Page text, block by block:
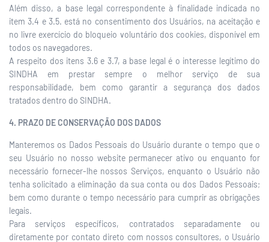
Além disso, a base legal correspondente à finalidade indicada no
item 3.4 e 3.5. está no consentimento dos Usuários, na aceitação e
no livre exercício do bloqueio voluntário dos cookies, disponível em
todos os navegadores.
A respeito dos itens 3.6 e 3.7, a base legal é o interesse legítimo do
SINDHA em prestar sempre o melhor serviço de sua
responsabilidade, bem como garantir a segurança dos dados
tratados dentro do SINDHA.
4. PRAZO DE CONSERVAÇÃO DOS DADOS
Manteremos os Dados Pessoais do Usuário durante o tempo que o
seu Usuário no nosso website permanecer ativo ou enquanto for
necessário fornecer-lhe nossos Serviços, enquanto o Usuário não
tenha solicitado a eliminação da sua conta ou dos Dados Pessoais;
bem como durante o tempo necessário para cumprir as obrigações
legais.
Para serviços específicos, contratados separadamente ou
diretamente por contato direto com nossos consultores, o Usuário